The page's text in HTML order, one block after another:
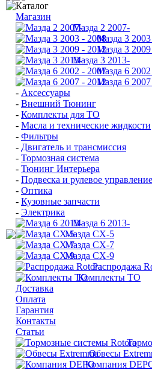
Каталог
Магазин
Мазда 2 2007-
Мазда 3
Мазда 3
Мазда 3 2013-
Мазда 6
Мазда 6
- Аксессуары
- Внешний Тюнинг
- Комплекты для ТО
- Масла и технические жидкости
- Фильтры
- Двигатель и трансмиссия
- Тормозная система
- Тюнинг Интерьера
- Подвеска и рулевое управление
- Оптика
- Кузовные запчасти
- Электрика
Мазда 6 2013-
Мазда CX-5
Мазда CX-7
Мазда СХ-9
Распродажа
Комплекты ТО
Доставка
Оплата
Гарантия
Контакты
Статьи
Обвесы
Компания